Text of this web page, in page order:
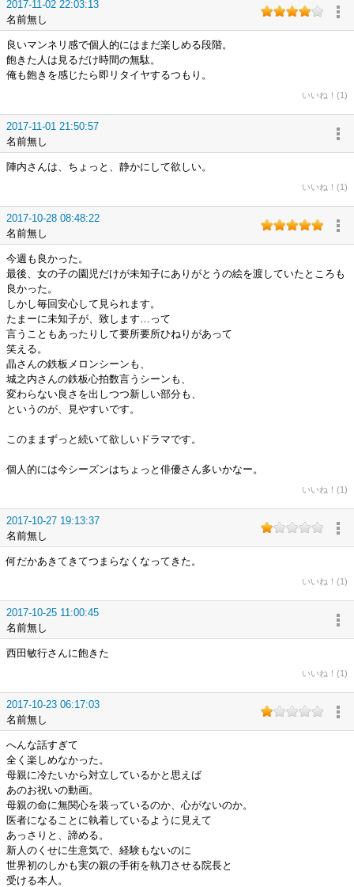
2017-11-02 22:03:13
名前無し
良いマンネリ感で個人的にはまだ楽しめる段階。
飽きた人は見るだけ時間の無駄。
俺も飽きを感じたら即リタイヤするつもり。
いいね！(1)
2017-11-01 21:50:57
名前無し
陣内さんは、ちょっと、静かにして欲しい。
いいね！(1)
2017-10-28 08:48:22
名前無し
今週も良かった。
最後、女の子の園児だけが未知子にありがとうの絵を渡していたところも
良かった。
しかし毎回安心して見られます。
たまーに未知子が、致します…って
言うこともあったりして要所要所ひねりがあって
笑える。
晶さんの鉄板メロンシーンも、
城之内さんの鉄板心拍数言うシーンも、
変わらない良さを出しつつ新しい部分も、
というのが、見やすいです。
このままずっと続いて欲しいドラマです。
個人的には今シーズンはちょっと俳優さん多いかなー。
いいね！(1)
2017-10-27 19:13:37
名前無し
何だかあきてきてつまらなくなってきた。
いいね！(1)
2017-10-25 11:00:45
名前無し
西田敏行さんに飽きた
いいね！(1)
2017-10-23 06:17:03
名前無し
へんな話すぎて
全く楽しめなかった。
母親に冷たいから対立しているかと思えば
あのお祝いの動画。
母親の命に無関心を装っているのか、心がないのか。
医者になることに執着しているように見えて
あっさりと、諦める。
新人のくせに生意気で、経験もないのに
世界初のしかも実の親の手術を執刀させる院長と
受ける本人。